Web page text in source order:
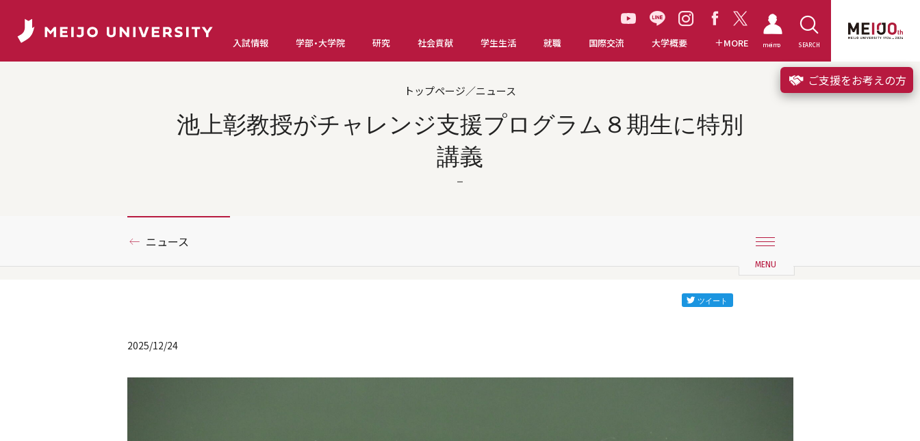
入試情報 学部・大学院 研究 社会貢献 学生生活 就職 国際交流 大学概要 MORE meimo SEARCH
ご支援をお考えの方
トップページ／ニュース
池上彰教授がチャレンジ支援プログラム８期生に特別
講義
ニュース
2025/12/24